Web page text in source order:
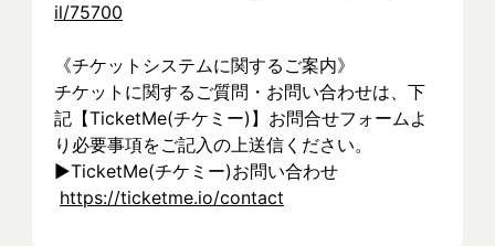
il/75700
《チケットシステムに関するご案内》
チケットに関するご質問・お問い合わせは、下
記【TicketMe(チケミー)】お問合せフォームよ
り必要事項をご記入の上送信ください。
▶︎TicketMe(チケミー)お問い合わせ
https://ticketme.io/contact